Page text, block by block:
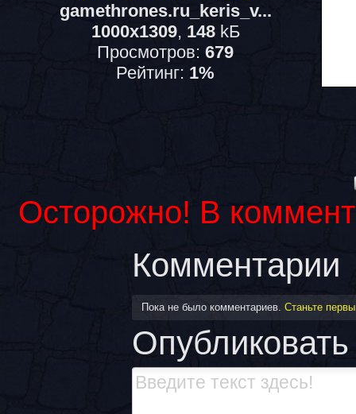
gamethrones.ru_keris_v...
1000x1309, 148kБ
Просмотров: 679
Рейтинг: 1%
Осторожно! В
Комментарии
Пока не было комментариев. Станьте